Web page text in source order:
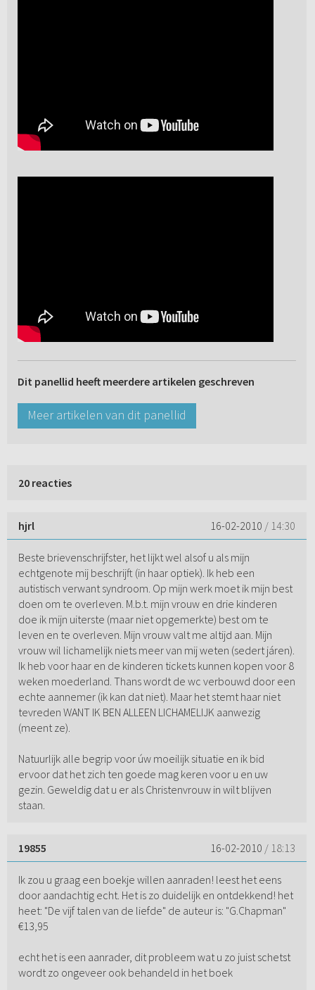
Dit panellid heeft meerdere artikelen geschreven
Meer artikelen van dit panellid
20 reacties
hjrl 16-02-2010 / 14:30
Beste brievenschrijfster, het lijkt wel alsof u als mijn
echtgenote mij beschrijft (in haar optiek). Ik heb een
autistisch verwant syndroom. Op mijn werk moet ik mijn best
doen om te overleven. M.b.t. mijn vrouw en drie kinderen
doe ik mijn uiterste (maar niet opgemerkte) best om te
leven en te overleven. Mijn vrouw valt me altijd aan. Mijn
vrouw wil lichamelijk niets meer van mij weten (sedert járen).
Ik heb voor haar en de kinderen tickets kunnen kopen voor 8
weken moederland. Thans wordt de wc verbouwd door een
echte aannemer (ik kan dat niet). Maar het stemt haar niet
tevreden WANT IK BEN ALLEEN LICHAMELIJK aanwezig
(meent ze).
Natuurlijk alle begrip voor úw moeilijk situatie en ik bid
ervoor dat het zich ten goede mag keren voor u en uw
gezin. Geweldig dat u er als Christenvrouw in wilt blijven
staan.
19855 16-02-2010 / 18:13
Ik zou u graag een boekje willen aanraden! leest het eens
door aandachtig echt. Het is zo duidelijk en ontdekkend! het
heet: "De vijf talen van de liefde" de auteur is: "G.Chapman"
€13,95
echt het is een aanrader, dit probleem wat u zo juist schetst
wordt zo ongeveer ook behandeld in het boek